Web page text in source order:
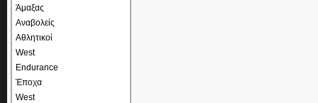
Άμαξας
Αναβολείς
Αθλητικοί
West
Endurance
Έποχα
West